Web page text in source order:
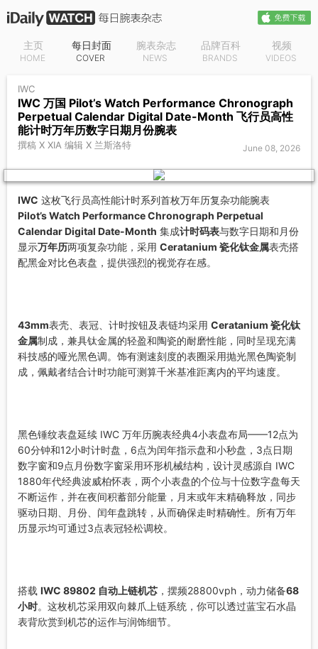
主页
HOME
每日封面
COVER
腕表杂志
NEWS
品牌百科
BRANDS
视频
VIDEOS
IWC
IWC 万国 Pilot’s Watch Performance Chronograph
Perpetual Calendar Digital Date-Month 飞行员高性
能计时万年历数字日期月份腕表
June 08, 2026
撰稿 X XIA 编辑 X 兰斯洛特
IWC 这枚飞行员高性能计时系列首枚万年历复杂功能腕表
Pilot’s Watch Performance Chronograph Perpetual
Calendar Digital Date-Month 集成计时码表与数字日期和月份
显示万年历两项复杂功能，采用 Ceratanium 瓷化钛金属表壳搭
配黑金对比色表盘，提供强烈的视觉存在感。
43mm表壳、表冠、计时按钮及表链均采用 Ceratanium 瓷化钛
金属制成，兼具钛金属的轻盈和陶瓷的耐磨性能，同时呈现充满
科技感的哑光黑色调。饰有测速刻度的表圈采用抛光黑色陶瓷制
成，佩戴者结合计时功能可测算千米基准距离内的平均速度。
黑色锤纹表盘延续 IWC 万年历腕表经典4小表盘布局——12点为
60分钟和12小时计时盘，6点为闰年指示盘和小秒盘，3点日期
数字窗和9点月份数字窗采用环形机械结构，设计灵感源自 IWC
1880年代经典波威柏怀表，两个小表盘的个位与十位数字盘每天
不断运作，并在夜间积蓄部分能量，月末或年末精确释放，同步
驱动日期、月份、闰年盘跳转，从而确保走时精确性。所有万年
历显示均可通过3点表冠轻松调校。
搭载 IWC 89802 自动上链机芯 ，摆频28800vph，动力储备68
小时。这枚机芯采用双向棘爪上链系统，你可以透过蓝宝石水晶
表背欣赏到机芯的运作与润饰细节。